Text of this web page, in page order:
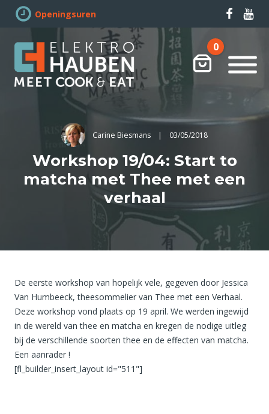
Openingsuren
0
Carine Biesmans | 03/05/2018
Workshop 19/04: Start to
matcha met Thee met een
verhaal
De eerste workshop van hopelijk vele, gegeven door Jessica
Van Humbeeck, theesommelier van Thee met een Verhaal.
Deze workshop vond plaats op 19 april. We werden ingewijd
in de wereld van thee en matcha en kregen de nodige uitleg
bij de verschillende soorten thee en de effecten van matcha.
Een aanrader !
[fl_builder_insert_layout id="511"]